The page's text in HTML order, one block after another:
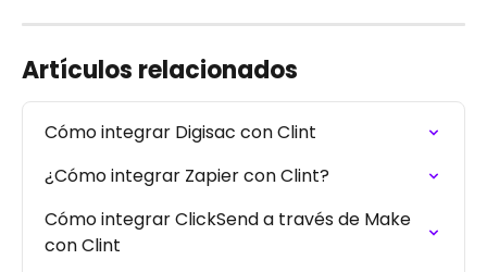
Artículos relacionados
Cómo integrar Digisac con Clint
¿Cómo integrar Zapier con Clint?
Cómo integrar ClickSend a través de Make
con Clint